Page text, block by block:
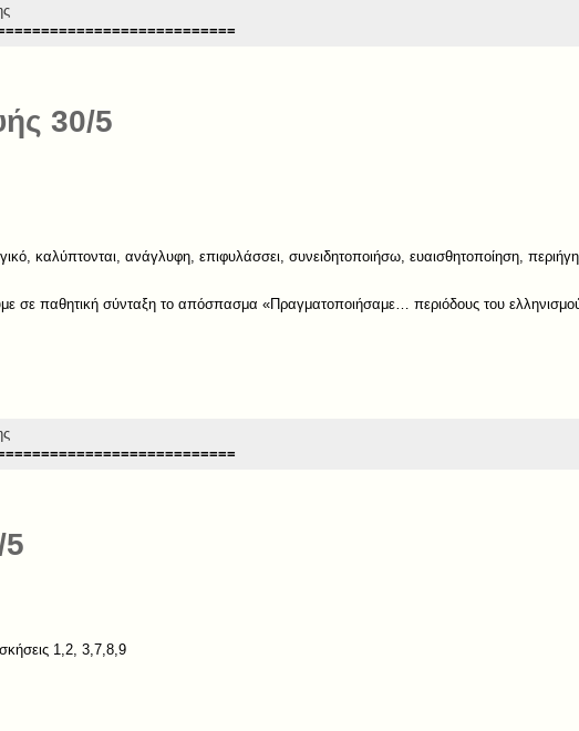
30/5
καλύπτονται, ανάγλυφη, επιφυλάσσει, συνειδητοποιήσω, ευαισθητοποίηση,
σε παθητική σύνταξη το απόσπασμα «Πραγματοποιήσαμε… περιόδους του
1,2, 3,7,8,9